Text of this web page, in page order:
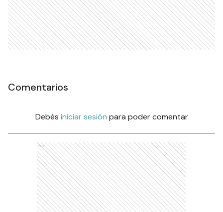
Comentarios
Debés iniciar sesión para poder comentar
Ads